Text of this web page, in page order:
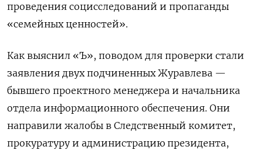
проведения социсследований и пропаганды
«семейных ценностей».
Как выяснил «Ъ», поводом для проверки стали
заявления двух подчиненных Журавлева —
бывшего проектного менеджера и начальника
отдела информационного обеспечения. Они
направили жалобы в Следственный комитет,
прокуратуру и администрацию президента,